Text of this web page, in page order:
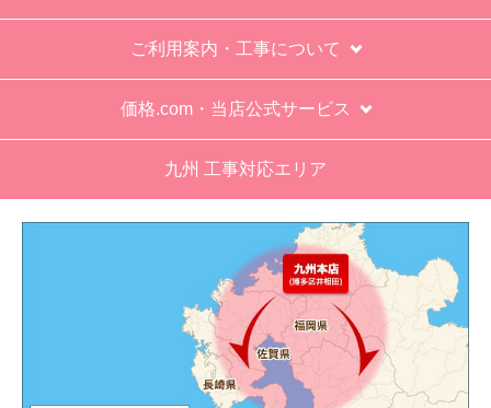
ご利用案内・工事について
価格.com・当店公式サービス
九州 工事対応エリア